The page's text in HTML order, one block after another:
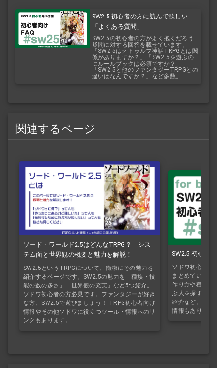
SW2.5 初心者の方に読んで欲しい
「よくある質問」
SW2.5の初心者の方がよく抱くだろう
疑問に対する回答を載せています。
「SW2.5はクトゥルフ神話TRPGとは関
係がありますか？」「SW2.5を遊ぶの
にルールブックは必須ですか？」
「SW2.5と他のファンタジーTRPGとの
違いはなんですか？」など多数。
関連するページ
ソード・ワールド2.5はどんなTRPG？ シス
テム面と世界観の概要と魅力を解説！
SW2.5というTRPGについて、簡潔にその魅力を
紹介するページです。SW2.5の魅力を「種族・技
能の数の多さ」「世界観の充実」など5つ紹介。
ソドワ初心者の方必見です。ファンタジーが好き
な方、SW2.5で遊びましょう！ TRPG初心者向け
情報やその他ソドワに役立つツール・情報へのリ
ンクもあります。
SW2.5 初心者
ソドワ初心者・
まとめているペ
作り方や種族や
ぶ人を探すのに
紹介など。シナ
情報もあり。